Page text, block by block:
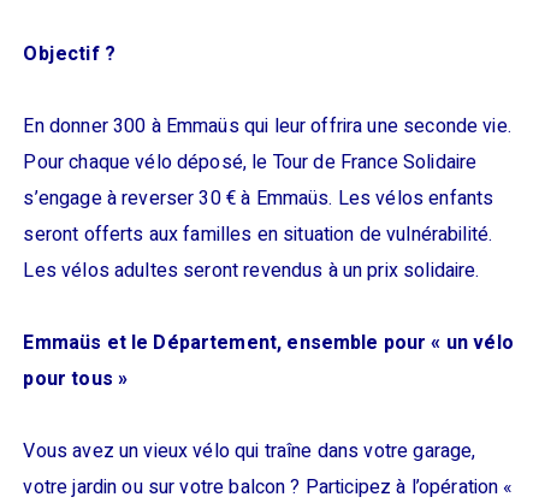
Objectif ?
En donner 300 à Emmaüs qui leur offrira une seconde vie.
Pour chaque vélo déposé, le Tour de France Solidaire
s’engage à reverser 30 € à Emmaüs. Les vélos enfants
seront offerts aux familles en situation de vulnérabilité.
Les vélos adultes seront revendus à un prix solidaire.
Emmaüs et le Département, ensemble pour « un vélo
pour tous »
Vous avez un vieux vélo qui traîne dans votre garage,
votre jardin ou sur votre balcon ? Participez à l’opération «